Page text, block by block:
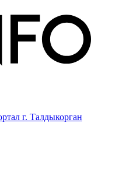
г. Талдыкорган